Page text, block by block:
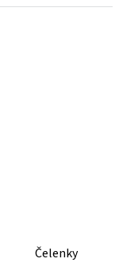
Čelenky